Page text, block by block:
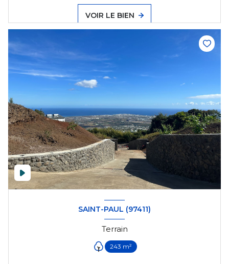
VOIR LE BIEN
SAINT-PAUL (97411)
Terrain
243 m²